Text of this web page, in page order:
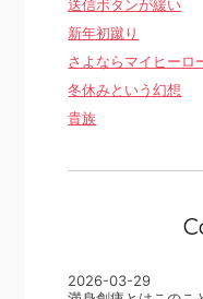
送信ボタンが緩い
新年初蹴り
さよならマイヒーロ
冬休みという幻想
貴族
2026-03-29